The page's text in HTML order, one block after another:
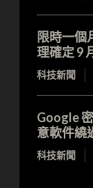
限時一個
理確定 9
科技新聞
Google
意軟件繞
科技新聞